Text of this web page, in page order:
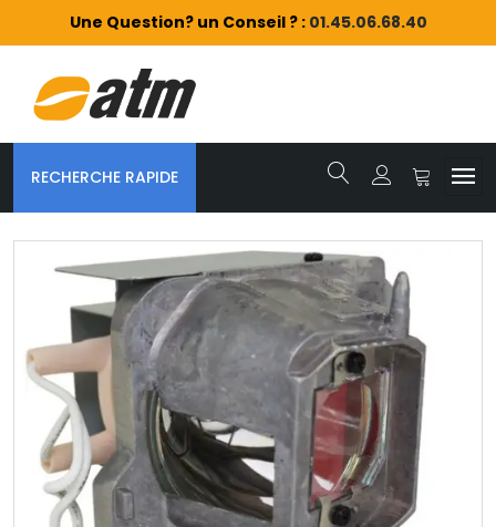
Une Question? un Conseil ? : 01.45.06.68.40
RECHERCHE RAPIDE